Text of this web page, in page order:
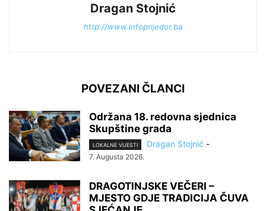
Dragan Stojnić
http://www.infoprijedor.ba
POVEZANI ČLANCI
Održana 18. redovna sjednica
Skupštine grada
LOKALNE VIJESTI Dragan Stojnić -
7. Augusta 2026.
DRAGOTINJSKE VEČERI –
MJESTO GDJE TRADICIJA ČUVA